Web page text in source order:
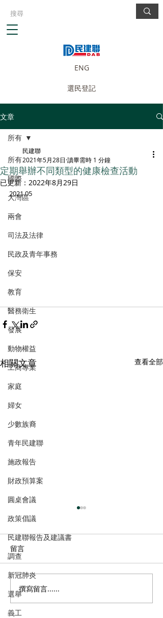
ENG
選民登記
文章
所有
國際
大灣區
兩會
司法及法律
民政及青年事務
保安
教育
醫務衛生
發展
動物權益
工商專業
家庭
婦女
少數族裔
青年民建聯
施政報告
財政預算案
圓桌會議
政策倡議
民建聯報告及建議書
調查
新冠肺炎
選舉
義工
所有
定期舉辦不同類型的健康檢查活動
民建聯
2021年5月28日 讀畢需時 1 分鐘
已更新： 2022年8月29日
2021.05
相關文章 查看全部
港區全國人大代表團考察
安徽涇縣，調研紅色文化
留言
撰寫留言......